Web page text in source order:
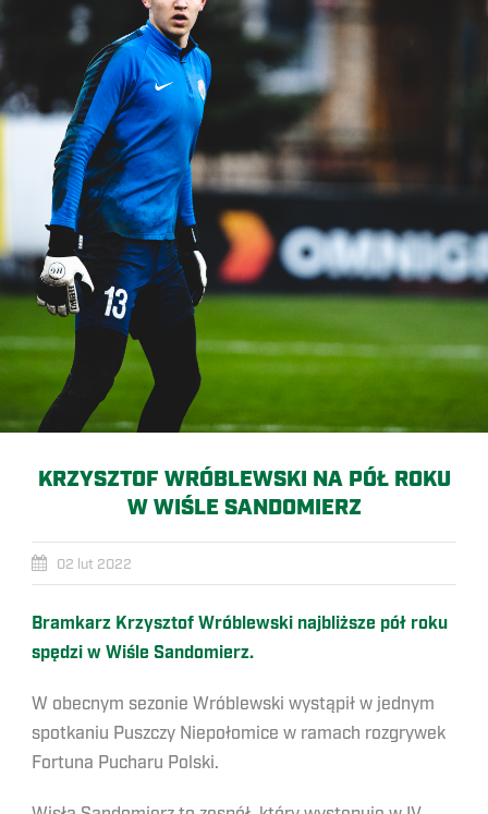
KRZYSZTOF WRÓBLEWSKI NA PÓŁ ROKU
W WIŚLE SANDOMIERZ
02 lut 2022
Bramkarz Krzysztof Wróblewski najbliższe pół roku
spędzi w Wiśle Sandomierz.
W obecnym sezonie Wróblewski wystąpił w jednym
spotkaniu Puszczy Niepołomice w ramach rozgrywek
Fortuna Pucharu Polski.